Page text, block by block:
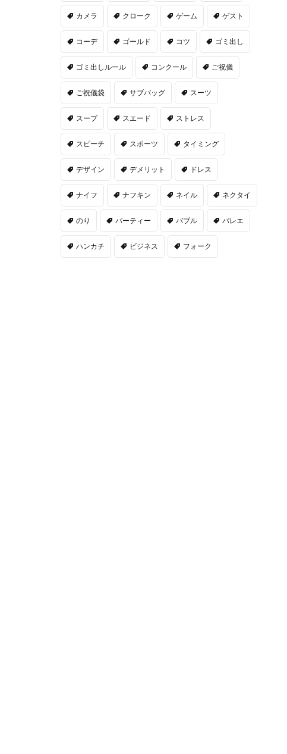
カメラ クローク ゲーム ゲスト
コーデ ゴールド コツ ゴミ出し
ゴミ出しルール コンクール ご祝儀
ご祝儀袋 サブバッグ スーツ
スープ スエード ストレス
スピーチ スポーツ タイミング
デザイン デメリット ドレス
ナイフ ナフキン ネイル ネクタイ
のり パーティー バブル バレエ
ハンカチ ビジネス フォーク